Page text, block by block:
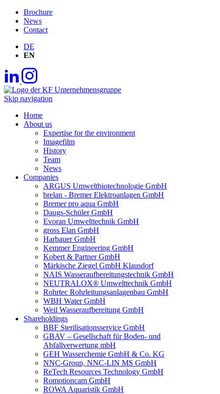
Brochure
News
Contact
DE
EN
Skip navigation
Home
About us
Expertise for the environment
Imagefilm
History
Team
News
Companies
ARGUS Umweltbiotechnologie GmbH
brelan - Bremer Elektroanlagen GmbH
Bremer pro aqua GmbH
Daugs-Schüler GmbH
Evoran Umwelt­technik GmbH
gross Elan GmbH
Harbauer GmbH
Kemmer Engineering GmbH
Kobert & Partner GmbH
Märkische Ziegel GmbH Klausdorf
NAIS Wasseraufbereitungstechnik GmbH
NEUTRALOX® Umwelttechnik GmbH
Rohrtec Rohrleitungsanlagenbau GmbH
WBH Water GmbH
Weil Wasseraufbereitung GmbH
Shareholdings
BBF Sterilisationsservice GmbH
GBAV – Gesellschaft für Boden- und
Abfallverwertung mbH
GEH Wasserchemie GmbH & Co. KG
NNC-Group, NNC-LIN MS GmbH
ReTech Resources Technology GmbH
Romotioncam GmbH
ROWA Aquaristik GmbH